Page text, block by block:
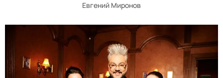
Евгений Миронов